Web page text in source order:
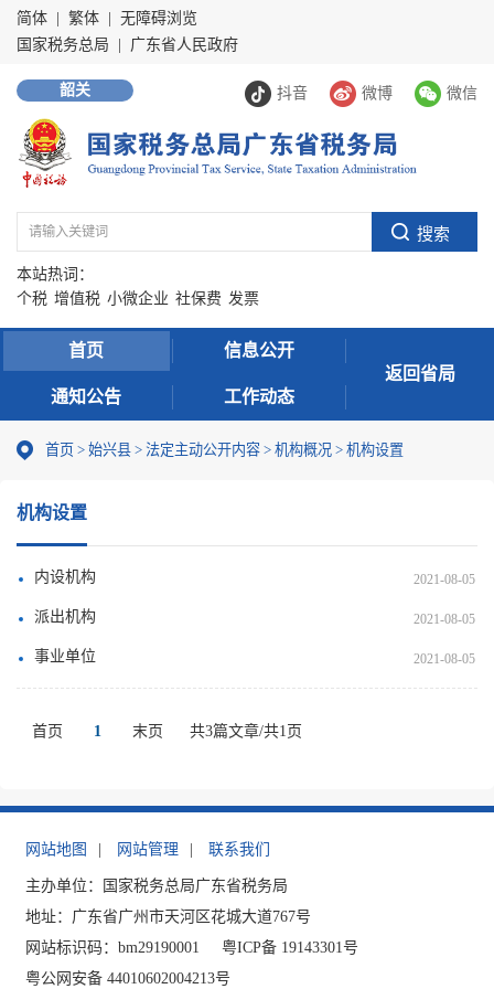
简体 繁体
无障碍浏览
国家税务总局
广东省人民政府
抖音 微博 微信
韶关
本站热词：
个税 增值税 小微企业 社保费 发票
首页 信息公开
通知公告 工作动态
返回省局
首页 > 始兴县 > 法定主动公开内容 > 机构概况 > 机构设置
机构设置
内设机构 2021-08-05
派出机构 2021-08-05
事业单位 2021-08-05
首页 1 末页 共3篇文章/共1页
网站地图 网站管理 联系我们
主办单位：国家税务总局广东省税务局
地址：广东省广州市天河区花城大道767号
网站标识码：bm29190001
粤ICP备 19143301号
粤公网安备 44010602004213号